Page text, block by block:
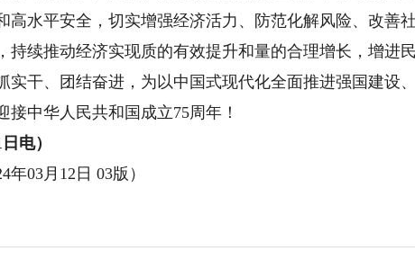
高水平安全，切实增强经济活力、防范化解风险、改善
持续推动经济实现质的有效提升和量的合理增长，增进
实干、团结奋进，为以中国式现代化全面推进强国建设
中华人民共和国成立75周年！
电）
03月12日 03版）